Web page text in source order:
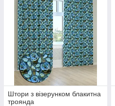
Штори з візерунком блакитна
троянда